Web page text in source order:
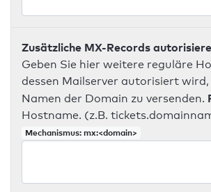
Zusätzliche MX-Records
Geben Sie hier weitere reguläre
dessen Mailserver autorisiert wird,
Namen der Domain zu versenden.
Hostname. (z.B.
Mechanismus: mx:<domain>